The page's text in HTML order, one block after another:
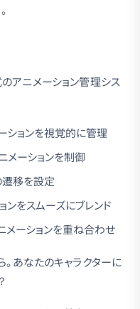
ニメーション管理シス
ションを視覚的に管理
メーションを制御
遷移を設定
ンをスムーズにブレンド
メーションを重ね合わせ
あなたのキャラクターに